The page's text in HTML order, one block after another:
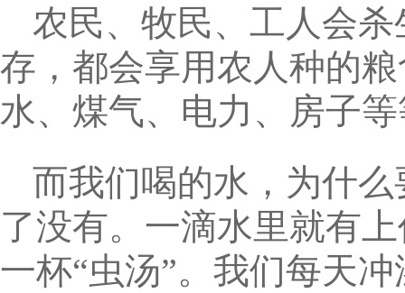
农民、牧民、工人会
存，都会享用农人种的
水、煤气、电力、房子
而我们喝的水，为什
了没有。一滴水里就有
一杯“虫汤”。我们每天